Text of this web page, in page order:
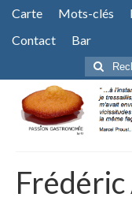
Carte Mots-clés
Contact
Bar
: